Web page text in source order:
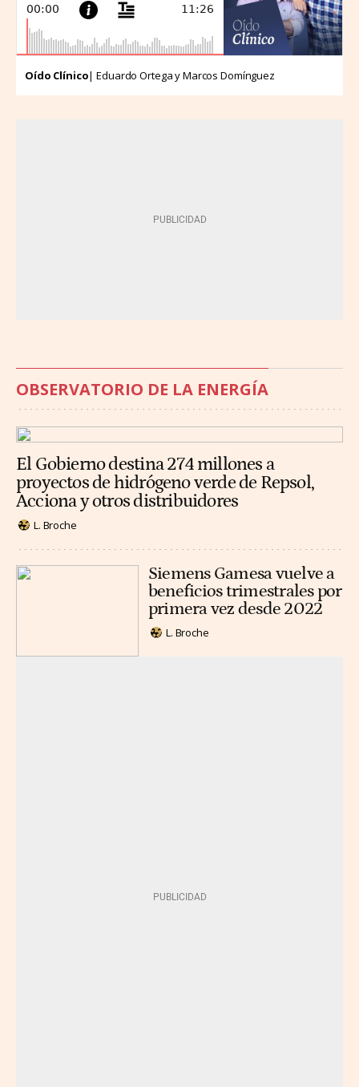
Oído Clínico| Eduardo Ortega y Marcos Domínguez
OBSERVATORIO DE LA ENERGÍA
El Gobierno destina 274 millones a
proyectos de hidrógeno verde de Repsol,
Acciona y otros distribuidores
L. Broche
Siemens Gamesa vuelve a
beneficios trimestrales por
primera vez desde 2022
L. Broche